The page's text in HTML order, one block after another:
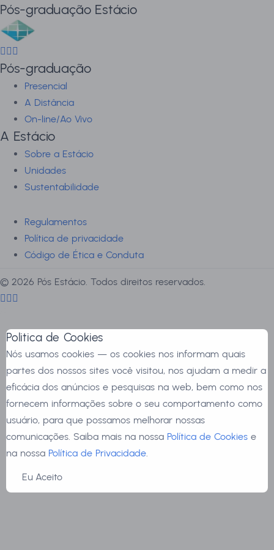
Pós-graduação Estácio
Pós-graduação
Presencial
A Distância
On-line/Ao Vivo
A Estácio
Sobre a Estácio
Unidades
Sustentabilidade
Regulamentos
Política de privacidade
Código de Ética e Conduta
© 2026 Pós Estácio. Todos direitos reservados.
Politica de Cookies
Nós usamos cookies — os cookies nos informam quais
partes dos nossos sites você visitou, nos ajudam a medir a
eficácia dos anúncios e pesquisas na web, bem como nos
fornecem informações sobre o seu comportamento como
usuário, para que possamos melhorar nossas
comunicações. Saiba mais na nossa Política de Cookies e
na nossa Política de Privacidade.
Eu Aceito